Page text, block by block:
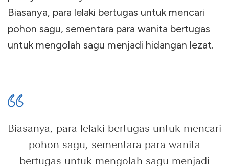
Biasanya, para lelaki bertugas untuk mencari
pohon sagu, sementara para wanita bertugas
untuk mengolah sagu menjadi hidangan lezat.
Biasanya, para lelaki bertugas untuk mencari
pohon sagu, sementara para wanita
bertugas untuk mengolah sagu menjadi